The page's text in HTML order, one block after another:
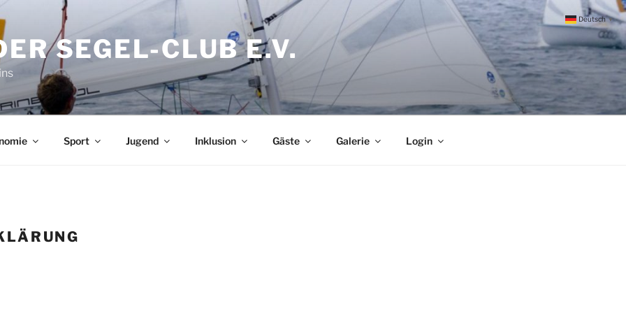
SEGEL-CLUB E.V.
Sport Jugend Inklusion Gäste Galerie Login
Deutsch ▼